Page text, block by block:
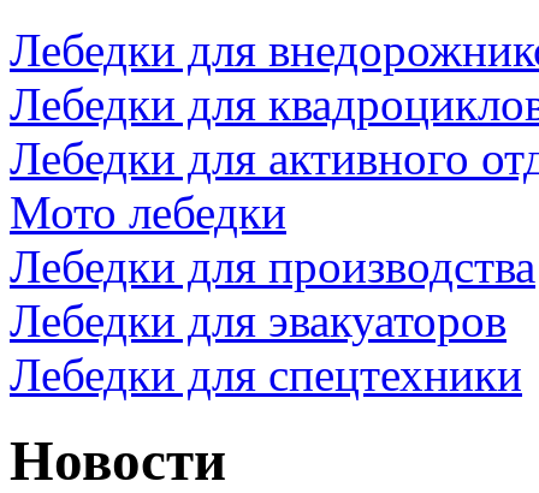
Лебедки для
Лебедки для
Лебедки для активного
Мото лебедки
Лебедки для производства
Лебедки для эвакуаторов
Лебедки для спецтехники
Новости